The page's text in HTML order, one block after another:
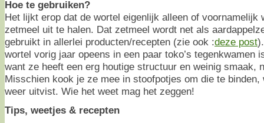
Hoe te gebruiken?
Het lijkt erop dat de wortel eigenlijk alleen of voornamelijk
zetmeel uit te halen. Dat zetmeel wordt net als
gebruikt in allerlei producten/recepten (zie ook :deze post
wortel vorig jaar opeens in een paar toko’s tegenkwamen
want ze heeft een erg houtige structuur en weinig smaak,
Misschien kook je ze mee in stoofpotjes om die te binden,
weer uitvist. Wie het weet mag het zeggen!
Tips, weetjes & recepten